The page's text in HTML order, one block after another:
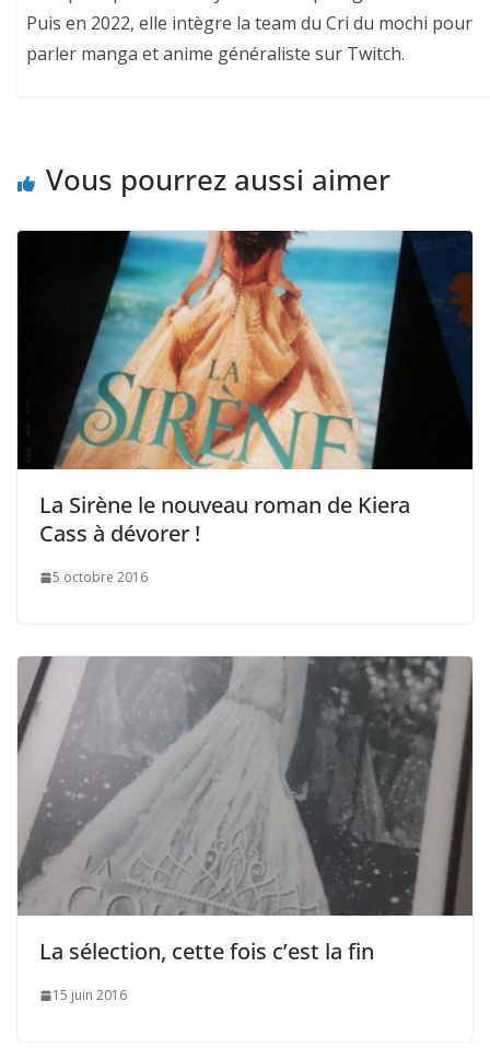
Puis en 2022, elle intègre la team du Cri du mochi pour
parler manga et anime généraliste sur Twitch.
Vous pourrez aussi aimer
La Sirène le nouveau roman de Kiera
Cass à dévorer !
5 octobre 2016
La sélection, cette fois c’est la fin
15 juin 2016